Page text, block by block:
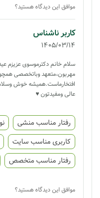
موافق این دیدگاه هستید؟
کاربر ناشناس
1405/03/14
سلام خانم دکترموسوی عزیزم
مهربون،متعهد وباتخصصی
افتخارماست.همیشه خوش
عالی ومفیدتون ♥️
رفتار مناسب منشی
کاربری مناسب سایت
رفتار مناسب متخصص
موافق این دیدگاه هستید؟